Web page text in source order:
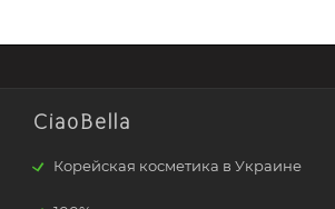
CiaoBella
Корейская косметика в Украине